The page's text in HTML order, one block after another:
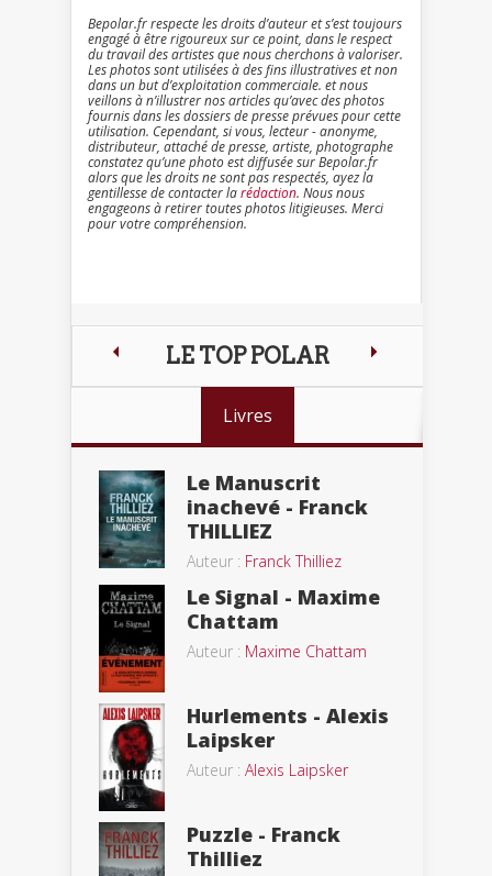
Bepolar.fr respecte les droits d’auteur et s’est toujours
engagé à être rigoureux sur ce point, dans le respect
du travail des artistes que nous cherchons à valoriser.
Les photos sont utilisées à des fins illustratives et non
dans un but d’exploitation commerciale. et nous
veillons à n’illustrer nos articles qu’avec des photos
fournis dans les dossiers de presse prévues pour cette
utilisation. Cependant, si vous, lecteur - anonyme,
distributeur, attaché de presse, artiste, photographe
constatez qu’une photo est diffusée sur Bepolar.fr
alors que les droits ne sont pas respectés, ayez la
gentillesse de contacter larédaction. Nous nous
engageons à retirer toutes photos litigieuses. Merci
pour votre compréhension.
LE TOP POLAR
Livres
Le Manuscrit
inachevé - Franck
THILLIEZ
Auteur : Franck Thilliez
Le Signal - Maxime
Chattam
Auteur : Maxime Chattam
Hurlements - Alexis
Laipsker
Auteur : Alexis Laipsker
Puzzle - Franck
Thilliez